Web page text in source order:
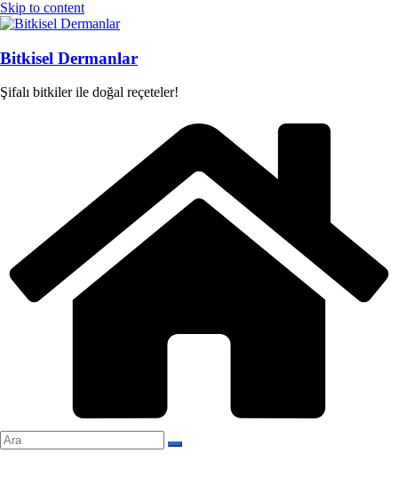
Skip to content
Bitkisel Dermanlar
Şifalı bitkiler ile doğal reçeteler!